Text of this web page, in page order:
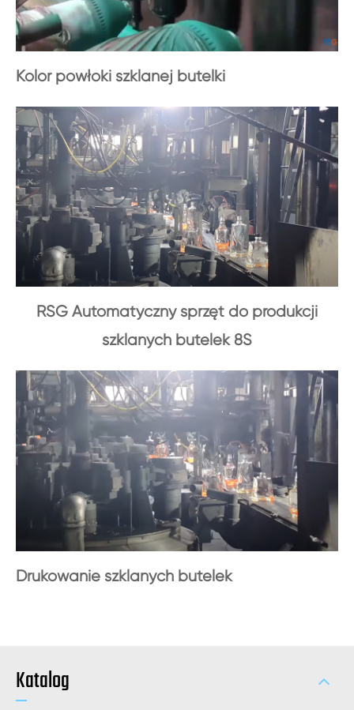
Kolor powłoki szklanej butelki
RSG Automatyczny sprzęt do produkcji
szklanych butelek 8S
Drukowanie szklanych butelek
Katalog